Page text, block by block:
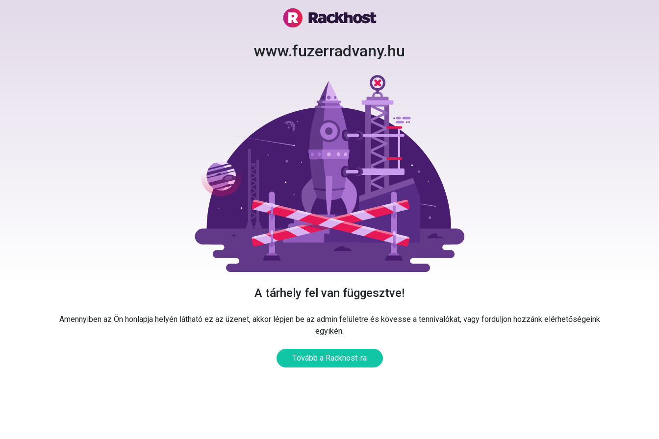
www.fuzerradvany.hu
A tárhely fel van függesztve!
Amennyiben az Ön honlapja helyén látható ez az üzenet, akkor lépjen be az admin felületre és kövesse a tennivalókat, vagy forduljon hozzánk elérhetőségeink
egyikén.
Tovább a Rackhost-ra